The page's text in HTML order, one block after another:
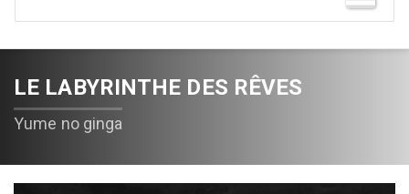
LE LABYRINTHE DES RÊVES
Yume no ginga